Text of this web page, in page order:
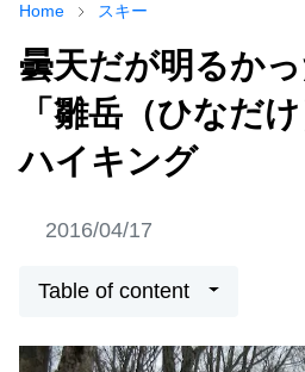
Home スキー
曇天だが明るか
「雛岳（ひなだ
ハイキング
2016/04/17
Table of content